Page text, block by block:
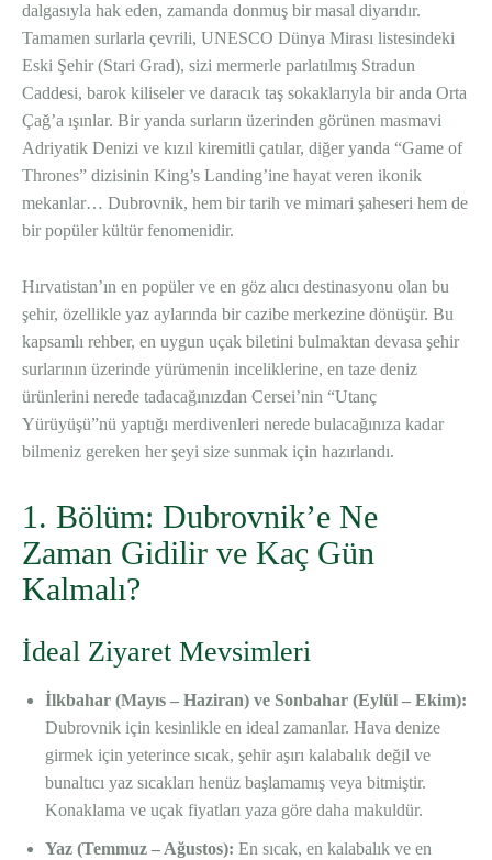
dalgasıyla hak eden, zamanda donmuş bir masal diyarıdır.
Tamamen surlarla çevrili, UNESCO Dünya Mirası listesindeki
Eski Şehir (Stari Grad), sizi mermerle parlatılmış Stradun
Caddesi, barok kiliseler ve daracık taş sokaklarıyla bir anda Orta
Çağ’a ışınlar. Bir yanda surların üzerinden görünen masmavi
Adriyatik Denizi ve kızıl kiremitli çatılar, diğer yanda “Game of
Thrones” dizisinin King’s Landing’ine hayat veren ikonik
mekanlar… Dubrovnik, hem bir tarih ve mimari şaheseri hem de
bir popüler kültür fenomenidir.
Hırvatistan’ın en popüler ve en göz alıcı destinasyonu olan bu
şehir, özellikle yaz aylarında bir cazibe merkezine dönüşür. Bu
kapsamlı rehber, en uygun uçak biletini bulmaktan devasa şehir
surlarının üzerinde yürümenin inceliklerine, en taze deniz
ürünlerini nerede tadacağınızdan Cersei’nin “Utanç
Yürüyüşü”nü yaptığı merdivenleri nerede bulacağınıza kadar
bilmeniz gereken her şeyi size sunmak için hazırlandı.
1. Bölüm: Dubrovnik’e Ne
Zaman Gidilir ve Kaç Gün
Kalmalı?
İdeal Ziyaret Mevsimleri
İlkbahar (Mayıs – Haziran) ve Sonbahar (Eylül – Ekim):
Dubrovnik için kesinlikle en ideal zamanlar. Hava denize
girmek için yeterince sıcak, şehir aşırı kalabalık değil ve
bunaltıcı yaz sıcakları henüz başlamamış veya bitmiştir.
Konaklama ve uçak fiyatları yaza göre daha makuldür.
Yaz (Temmuz – Ağustos): En sıcak, en kalabalık ve en